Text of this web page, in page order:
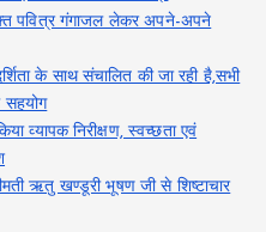
पवित्र गंगाजल लेकर अपने-अपने
के साथ संचालित की जा रही है,सभी
सहयोग
व्यापक निरीक्षण, स्वच्छता एवं
ऋतु खण्डूरी भूषण जी से शिष्टाचार